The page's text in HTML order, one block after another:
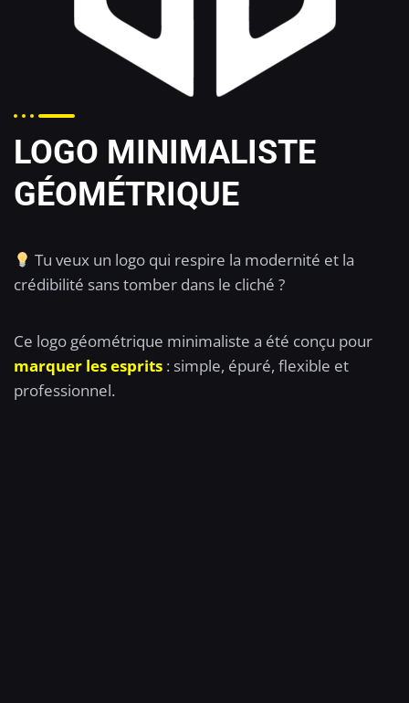
LOGO MINIMALISTE
GÉOMÉTRIQUE
Tu veux un logo qui respire la modernité et la
crédibilité sans tomber dans le cliché ?
Ce logo géométrique minimaliste a été conçu pour
marquer les esprits : simple, épuré, flexible et
professionnel.